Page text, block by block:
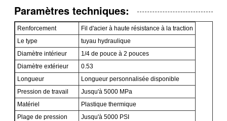
Paramètres techniques:
Renforcement
Fil d'acier à haute résistance à la traction
Le type
tuyau hydraulique
Diamètre intérieur
1/4 de pouce à 2 pouces
Diamètre extérieur
0.53
Longueur
Longueur personnalisée disponible
Pression de travail
Jusqu'à 5000 MPa
Matériel
Plastique thermique
Plage de pression
Jusqu'à 5000 PSI